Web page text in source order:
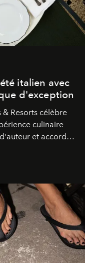
italien avec
d'exception
& Resorts célèbre
culinaire
et accords